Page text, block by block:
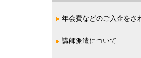
年会費などのご入金をさ
講師派遣について